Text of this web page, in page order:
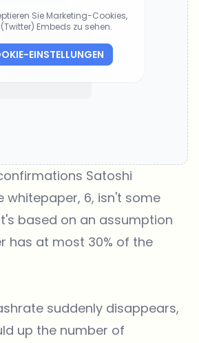
Sie Marketing-Cookies,
Embeds zu sehen.
EINSTELLUNGEN
Satoshi
whitepaper, 6, isn't some
based on an assumption
has at most 30% of the
suddenly disappears,
up the number of